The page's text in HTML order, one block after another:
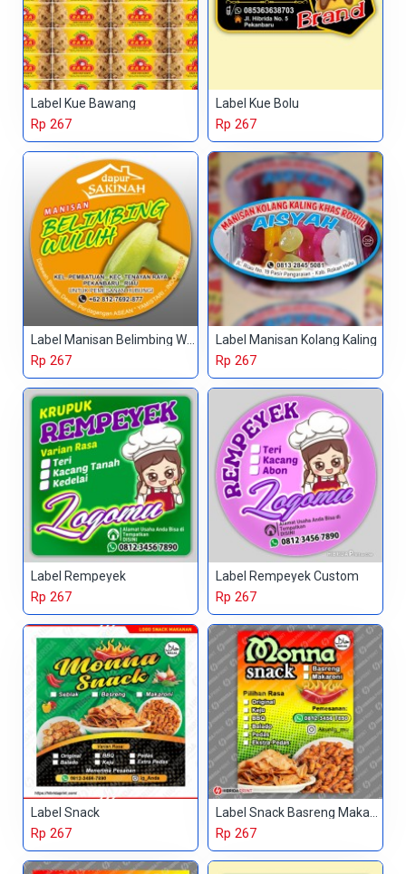
Label Kue Bawang
Rp 267
Label Kue Bolu
Rp 267
Rp 267
Label Manisan Kolang Kaling
Rp 267
Label Rempeyek
Rp 267
Label Rempeyek Custom
Rp 267
Label Snack
Rp 267 Rp 267